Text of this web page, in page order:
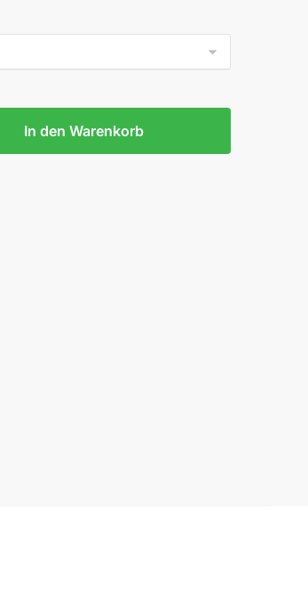
In den Warenkorb